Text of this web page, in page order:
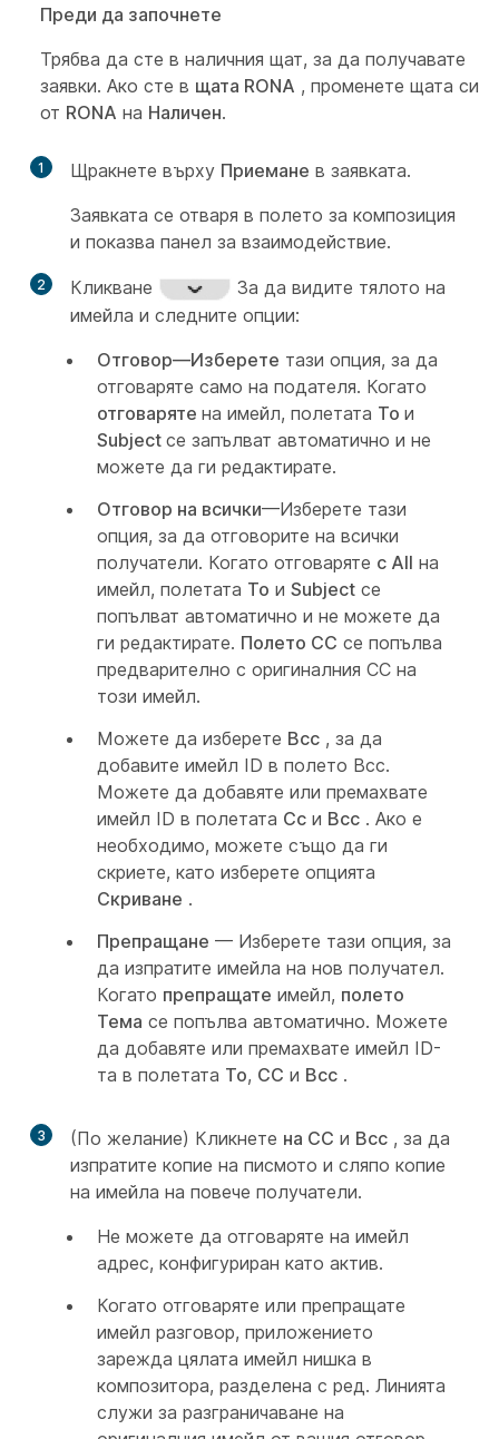
Преди да започнете
Трябва да сте в наличния щат, за да получавате
заявки. Ако сте в щата RONA , променете щата си
от RONA на Наличен.
1 Щракнете върху Приемане в заявката.
Заявката се отваря в полето за композиция
и показва панел за взаимодействие.
2 Кликване
За да видите тялото на
имейла и следните опции:
Отговор—Изберете тази опция, за да
отговаряте само на подателя. Когато
отговаряте на имейл, полетата To и
Subject се запълват автоматично и не
можете да ги редактирате.
Отговор на всички—Изберете тази
опция, за да отговорите на всички
получатели. Когато отговаряте с All на
имейл, полетата To и Subject се
попълват автоматично и не можете да
ги редактирате. Полето CC се попълва
предварително с оригиналния CC на
този имейл.
Можете да изберете Bcc , за да
добавите имейл ID в полето Bcc.
Можете да добавяте или премахвате
имейл ID в полетата Cc и Bcc . Ако е
необходимо, можете също да ги
скриете, като изберете опцията
Скриване .
Препращане — Изберете тази опция, за
да изпратите имейла на нов получател.
Когато препращате имейл, полето
Тема се попълва автоматично. Можете
да добавяте или премахвате имейл ID-
та в полетата To, CC и Bcc .
3 (По желание) Кликнете на CC и Bcc , за да
изпратите копие на писмото и сляпо копие
на имейла на повече получатели.
Не можете да отговаряте на имейл
адрес, конфигуриран като актив.
Когато отговаряте или препращате
имейл разговор, приложението
зарежда цялата имейл нишка в
композитора, разделена с ред. Линията
служи за разграничаване на